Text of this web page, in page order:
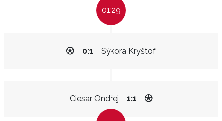
01:29
Sýkora Kryštof
0:1
Ciesar Ondřej 1:1